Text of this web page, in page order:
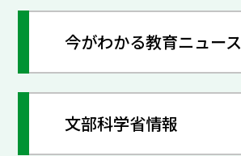
今がわかる教育ニュース
文部科学省情報